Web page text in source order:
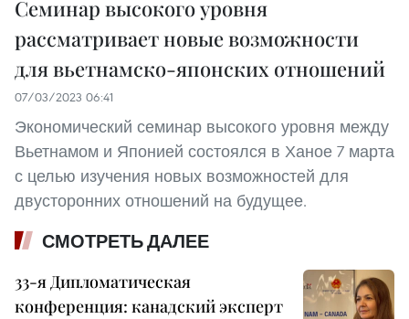
Семинар высокого уровня
рассматривает новые возможности
для вьетнамско-японских отношений
07/03/2023 06:41
Экономический семинар высокого уровня между
Вьетнамом и Японией состоялся в Ханое 7 марта
с целью изучения новых возможностей для
двусторонних отношений на будущее.
СМОТРЕТЬ ДАЛЕЕ
33-я Дипломатическая
конференция: канадский эксперт